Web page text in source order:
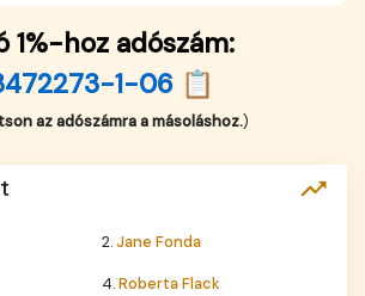
1%-hoz adószám:
1-06 📋
az adószámra a másoláshoz.)
2.Jane Fonda
4.Roberta Flack